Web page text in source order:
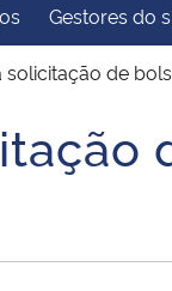
Regional
da União
Gestores do
de